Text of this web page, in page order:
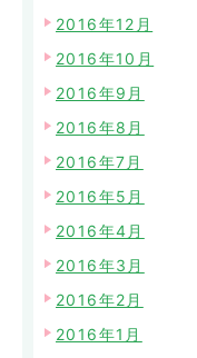
2016年12月
2016年10月
2016年9月
2016年8月
2016年7月
2016年5月
2016年4月
2016年3月
2016年2月
2016年1月